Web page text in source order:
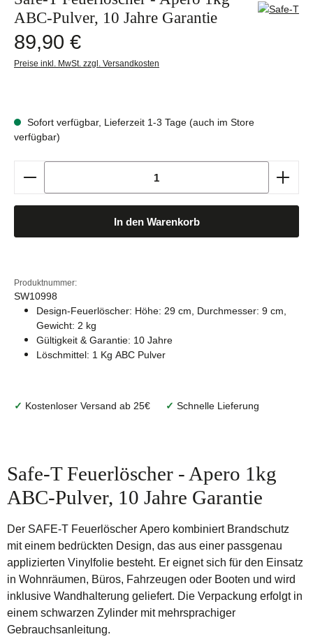
ABC-Pulver, 10 Jahre Garantie
Regulärer Preis:
89,90 €
Preise inkl. MwSt. zzgl. Versandkosten
Sofort verfügbar, Lieferzeit 1-3 Tage (auch im Store
verfügbar)
Produkt Anzahl: Gib den gewünschten Wert ein
In den Warenkorb
Produktnummer:
SW10998
Design-Feuerlöscher: Höhe: 29 cm, Durchmesser: 9 cm,
Gewicht: 2 kg
Gültigkeit & Garantie: 10 Jahre
Löschmittel: 1 Kg ABC Pulver
✓ Kostenloser Versand ab 25€ ✓ Schnelle Lieferung
Safe-T Feuerlöscher - Apero 1kg
ABC-Pulver, 10 Jahre Garantie
Der SAFE-T Feuerlöscher Apero kombiniert Brandschutz
mit einem bedrückten Design, das aus einer passgenau
applizierten Vinylfolie besteht. Er eignet sich für den Einsatz
in Wohnräumen, Büros, Fahrzeugen oder Booten und wird
inklusive Wandhalterung geliefert. Die Verpackung erfolgt in
einem schwarzen Zylinder mit mehrsprachiger
Gebrauchsanleitung.